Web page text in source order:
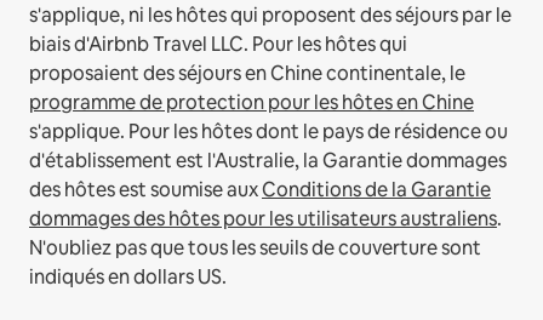
s'applique, ni les hôtes qui proposent des séjours par le
biais d'Airbnb Travel LLC. Pour les hôtes qui
proposaient des séjours en Chine continentale, le
programme de protection pour les hôtes en Chine
s'applique. Pour les hôtes dont le pays de résidence ou
d'établissement est l'Australie, la Garantie dommages
des hôtes est soumise auxConditions de la Garantie
dommages des hôtes pour les utilisateurs australiens.
N'oubliez pas que tous les seuils de couverture sont
indiqués en dollars US.